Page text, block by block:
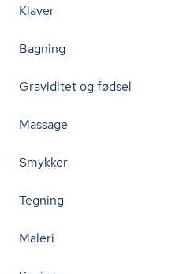
Klaver
Bagning
Graviditet og fødsel
Massage
Smykker
Tegning
Maleri